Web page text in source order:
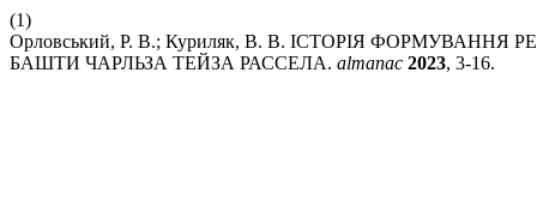
(1)
Орловський, Р. В.; Куриляк, В. В. ІСТОРІЯ
БАШТИ ЧАРЛЬЗА ТЕЙЗА РАССЕЛА. almanac 2023, 3-16.